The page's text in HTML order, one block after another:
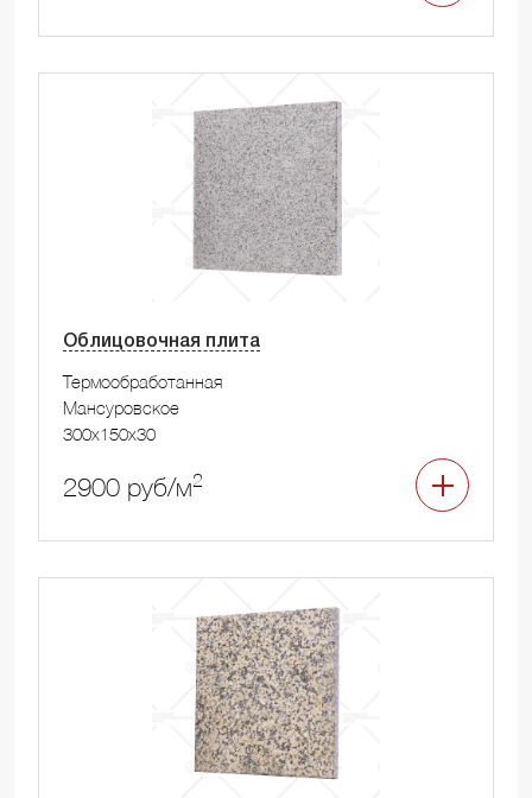
Облицовочная плита
Термообработанная
Мансуровское
300x150x30
2900 руб/м2